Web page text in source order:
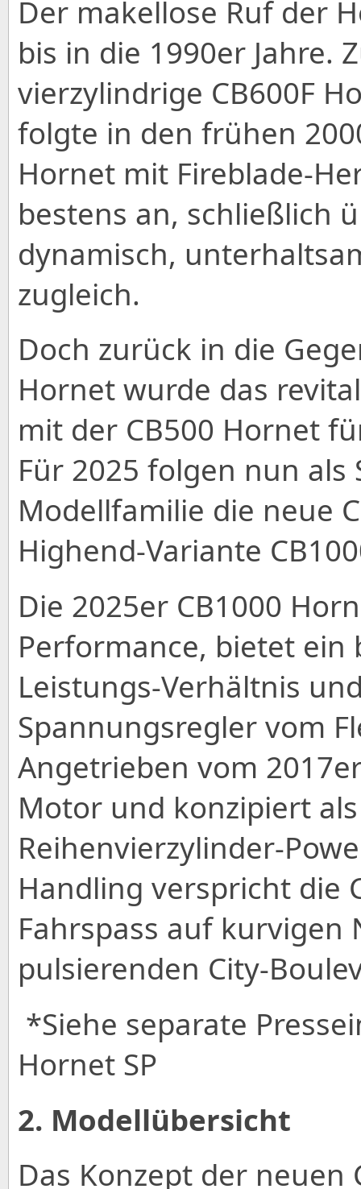
Der makellose Ruf der
bis in die 1990er Jahre.
vierzylindrige CB600F
folgte in den frühen
Hornet mit Fireblade-
bestens an, schließlich
dynamisch,
zugleich.
Doch zurück in die
Hornet wurde das
mit der CB500 Hornet
Für 2025 folgen nun als
Modellfamilie die neue
Highend-Variante
Die 2025er CB1000
Performance, bietet ein
Leistungs-Verhältnis
Spannungsregler vom
Angetrieben vom
Motor und konzipiert
Reihenvierzylinder-
Handling verspricht die
Fahrspass auf
pulsierenden City-
*Siehe separate
Hornet SP
2. Modellübersicht
Das Konzept der